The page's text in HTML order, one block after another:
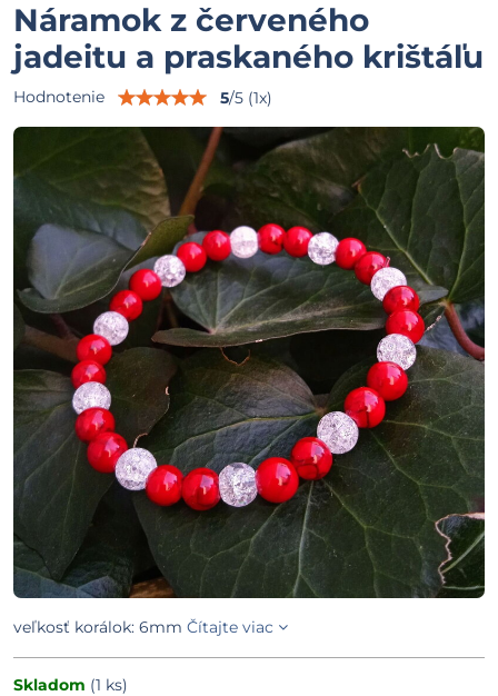
Náramok z červeného
jadeitu a praskaného krištáľu
Hodnotenie 5/5 (1x)
veľkosť korálok: 6mm Čítajte viac
Skladom (1 ks)